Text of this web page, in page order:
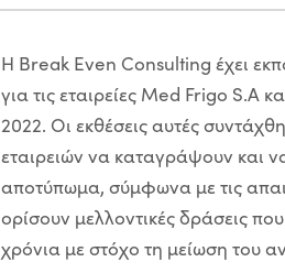
Η Break Even Consulting έχει
για τις εταιρείες Med Frigo S.A
2022. Οι εκθέσεις αυτές
εταιρειών να καταγράψουν και
αποτύπωμα, σύμφωνα με τις
ορίσουν μελλοντικές δράσεις
χρόνια με στόχο τη μείωση του